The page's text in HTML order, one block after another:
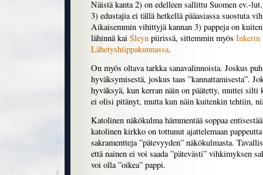
Näistä kanta 2) on edelleen sallittu Suomen ev.-
3) edustajia ei tällä hetkellä pääasiassa suostuta
Aikaisemmin vihittyjä kannan 3) pappeja on
lähinnä kai Sleyn piirissä, sittemmin myös Inkerin
Lähetyshiippakunnassa.
On myös oltava tarkka sanavalinnoista. Joskus
hyväksymisestä, joskus taas ”kannattamisesta”.
hyväksyä, kun kerran näin on päätetty, muttei silti
ei olisi pitänyt, mutta kun näin kuitenkin tehtiin,
Katolinen näkökulma hämmentää soppaa
katolinen kirkko on tottunut ajattelemaan
sakramentteja ”pätevyyden” näkökulmasta.
että nainen ei voi saada ”pätevästi” vihkimyksen
voi olla ”oikea” pappi.